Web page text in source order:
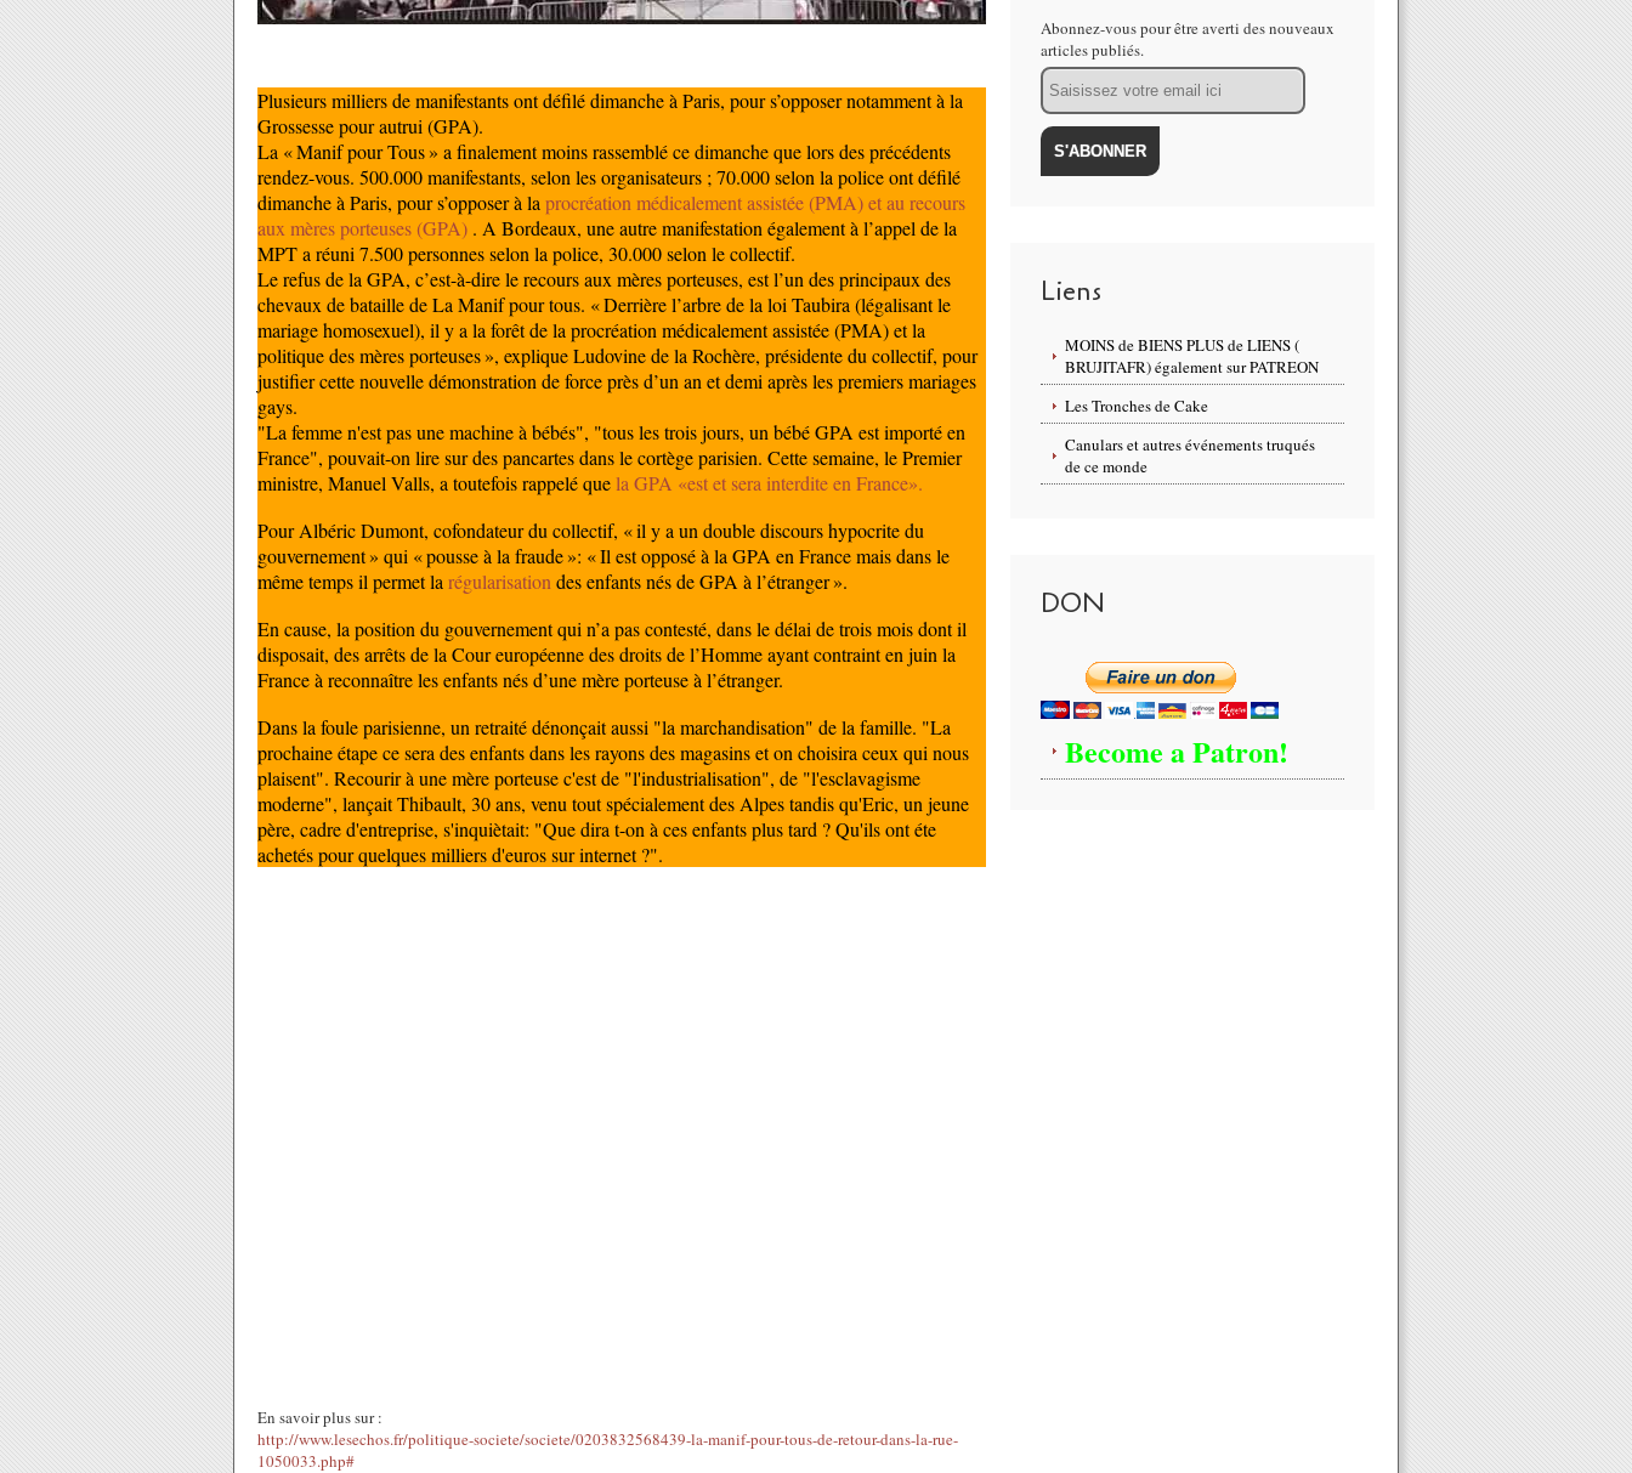
Plusieurs milliers de manifestants ont défilé dimanche à Paris, pour s’opposer notamment à la
Grossesse pour autrui (GPA).
La « Manif pour Tous » a finalement moins rassemblé ce dimanche que lors des précédents
rendez-vous. 500.000 manifestants, selon les organisateurs ; 70.000 selon la police ont défilé
dimanche à Paris, pour s’opposer à la procréation médicalement assistée (PMA) et au recours
aux mères porteuses (GPA) . A Bordeaux, une autre manifestation également à l’appel de la
MPT a réuni 7.500 personnes selon la police, 30.000 selon le collectif.
Le refus de la GPA, c’est-à-dire le recours aux mères porteuses, est l’un des principaux des
chevaux de bataille de La Manif pour tous. « Derrière l’arbre de la loi Taubira (légalisant le
mariage homosexuel), il y a la forêt de la procréation médicalement assistée (PMA) et la
politique des mères porteuses », explique Ludovine de la Rochère, présidente du collectif, pour
justifier cette nouvelle démonstration de force près d’un an et demi après les premiers mariages
gays.
"La femme n'est pas une machine à bébés", "tous les trois jours, un bébé GPA est importé en
France", pouvait-on lire sur des pancartes dans le cortège parisien. Cette semaine, le Premier
ministre, Manuel Valls, a toutefois rappelé que la GPA «est et sera interdite en France».
Pour Albéric Dumont, cofondateur du collectif, « il y a un double discours hypocrite du
gouvernement » qui « pousse à la fraude »: « Il est opposé à la GPA en France mais dans le
même temps il permet la régularisation des enfants nés de GPA à l’étranger ».
En cause, la position du gouvernement qui n’a pas contesté, dans le délai de trois mois dont il
disposait, des arrêts de la Cour européenne des droits de l’Homme ayant contraint en juin la
France à reconnaître les enfants nés d’une mère porteuse à l’étranger.
Dans la foule parisienne, un retraité dénonçait aussi "la marchandisation" de la famille. "La
prochaine étape ce sera des enfants dans les rayons des magasins et on choisira ceux qui nous
plaisent". Recourir à une mère porteuse c'est de "l'industrialisation", de "l'esclavagisme
moderne", lançait Thibault, 30 ans, venu tout spécialement des Alpes tandis qu'Eric, un jeune
père, cadre d'entreprise, s'inquiètait: "Que dira t-on à ces enfants plus tard ? Qu'ils ont éte
achetés pour quelques milliers d'euros sur internet ?".
En savoir plus sur :
http://www.lesechos.fr/politique-societe/societe/0203832568439-la-manif-pour-tous-de-retour-dans-la-rue-
1050033.php#
Abonnez-vous pour être averti des nouveaux
articles publiés.
Email
Liens
MOINS de BIENS PLUS de LIENS (
BRUJITAFR) également sur PATREON
Les Tronches de Cake
Canulars et autres événements truqués
de ce monde
DON
Become a Patron!